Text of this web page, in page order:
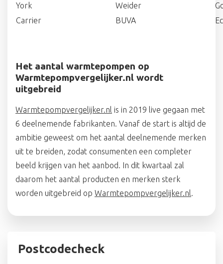
York
Weider
Carrier
BUVA
Het aantal warmtepompen op
Warmtepompvergelijker.nl wordt
uitgebreid
Warmtepompvergelijker.nl is in 2019 live gegaan met
6 deelnemende fabrikanten. Vanaf de start is altijd de
ambitie geweest om het aantal deelnemende merken
uit te breiden, zodat consumenten een completer
beeld krijgen van het aanbod. In dit kwartaal zal
daarom het aantal producten en merken sterk
worden uitgebreid op Warmtepompvergelijker.nl.
Postcodecheck